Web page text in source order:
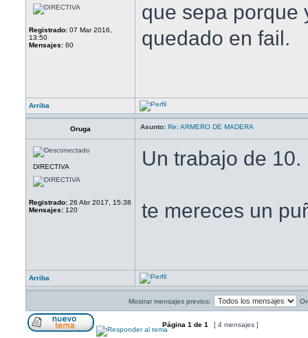
Registrado: 07 Mar 2016,
13:50
Mensajes: 60
que sepa porque
quedado en fail.
Arriba
Oruga Asunto: Re: ARMERO DE MADERA
DIRECTIVA
Registrado: 26 Abr 2017, 15:38
Mensajes: 120
Un trabajo de 10.
te mereces un
Arriba
Mostrar mensajes previos:
Página 1 de 1 [ 4 mensajes ]